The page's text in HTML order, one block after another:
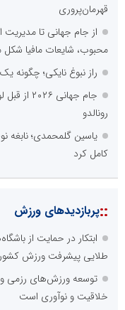
قهرمان‌پروری
از جام جهانی تا
محبوب، شایعات مافیا شکل
راز نبوغ نایکی؛ چگونه
جام
رونالدو
یاسین گلمحمدی؛ نابغه
کامل کرد
::پربازدیدهای ورزش
ابتکار در حمایت از
طلایی پیشرفت ورزش کشور
توسعه ورزش‌های رزمی و
خلاقیت و نوآوری است